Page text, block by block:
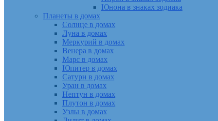
Юнона в знаках зодиака
Планеты в домах
Солнце в домах
Луна в домах
Меркурий в домах
Венера в домах
Марс в домах
Юпитер в домах
Сатурн в домах
Уран в домах
Нептун в домах
Плутон в домах
Узлы в домах